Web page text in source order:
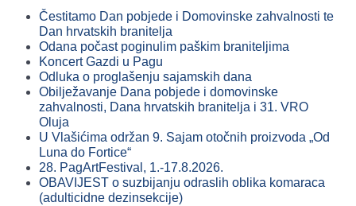
Čestitamo Dan pobjede i Domovinske zahvalnosti te
Dan hrvatskih branitelja
Odana počast poginulim paškim braniteljima
Koncert Gazdi u Pagu
Odluka o proglašenju sajamskih dana
Obilježavanje Dana pobjede i domovinske
zahvalnosti, Dana hrvatskih branitelja i 31. VRO
Oluja
U Vlašićima održan 9. Sajam otočnih proizvoda „Od
Luna do Fortice“
28. PagArtFestival, 1.-17.8.2026.
OBAVIJEST o suzbijanju odraslih oblika komaraca
(adulticidne dezinsekcije)